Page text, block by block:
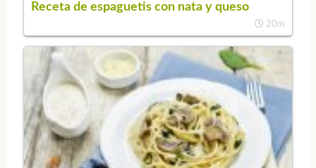
Receta de espaguetis con nata y queso
20m